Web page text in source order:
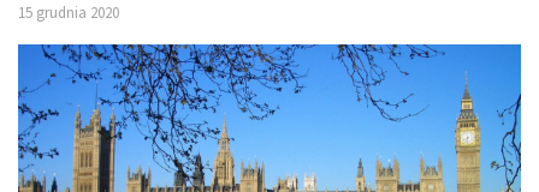
15 grudnia 2020